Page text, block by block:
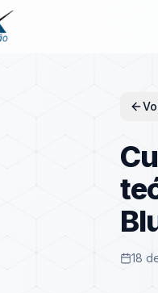
18